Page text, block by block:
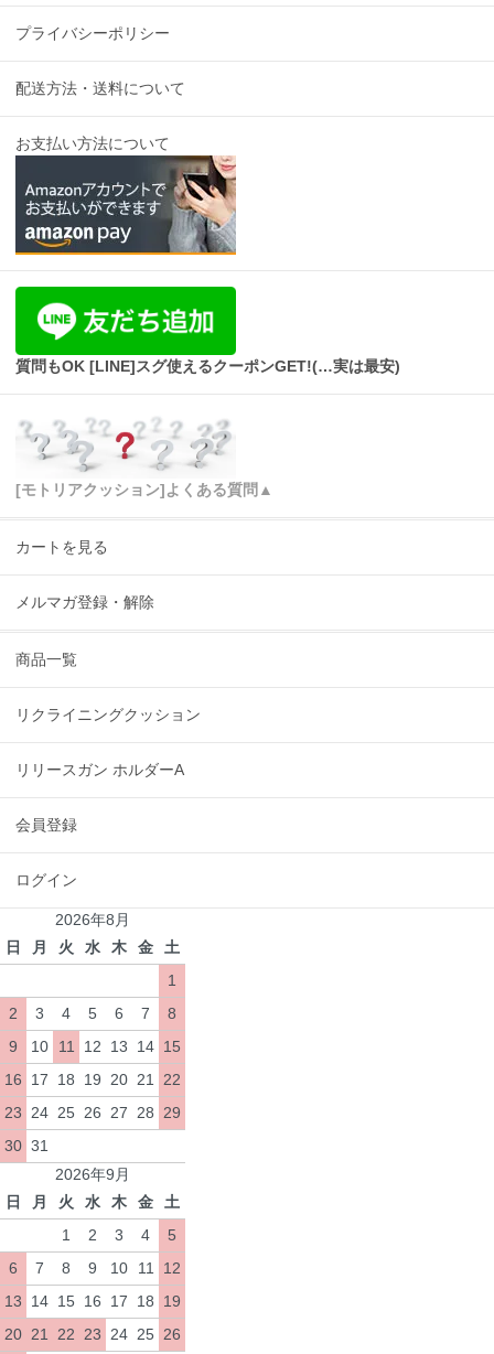
プライバシーポリシー
配送方法・送料について
お支払い方法について
質問もOK [LINE]スグ使えるクーポンGET!(…実は最安)
[モトリアクッション]よくある質問▲
カートを見る
メルマガ登録・解除
商品一覧
リクライニングクッション
リリースガン ホルダーA
会員登録
ログイン
2026年8月
日
月 火 水 木 金
土
1
2
3 4 5 6 7
8
9
10 11 12 13 14 15
16
17 18 19 20 21 22
23 24 25 26 27 28 29
30 31
2026年9月
日
月 火 水 木 金
土
1
2 3 4
5
6
7 8 9 10 11
12
13
14 15 16 17 18
19
20 21 22 23 24 25 26